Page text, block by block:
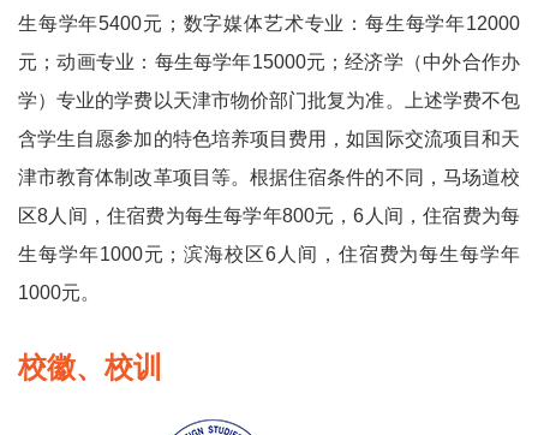
生每学年5400元；数字媒体艺术专业：每生每学年12000
元；动画专业：每生每学年15000元；经济学（中外合作办
学）专业的学费以天津市物价部门批复为准。上述学费不包
含学生自愿参加的特色培养项目费用，如国际交流项目和天
津市教育体制改革项目等。根据住宿条件的不同，马场道校
区8人间，住宿费为每生每学年800元，6人间，住宿费为每
生每学年1000元；滨海校区6人间，住宿费为每生每学年
1000元。
校徽、校训